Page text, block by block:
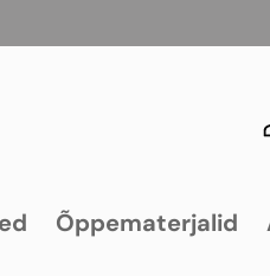
Õppematerjalid